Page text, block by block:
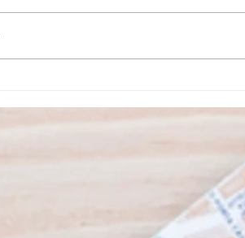
Municipal de Penafiel